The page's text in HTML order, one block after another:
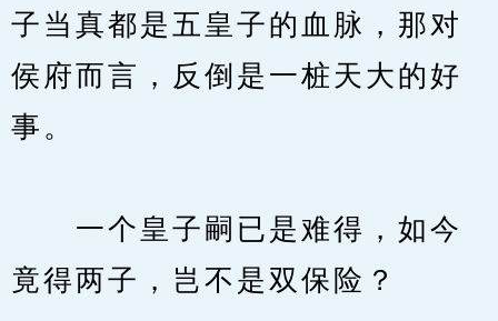
子当真都是五皇子的血脉，那对
侯府而言，反倒是一桩天大的好
事。
一个皇子嗣已是难得，如今
竟得两子，岂不是双保险？